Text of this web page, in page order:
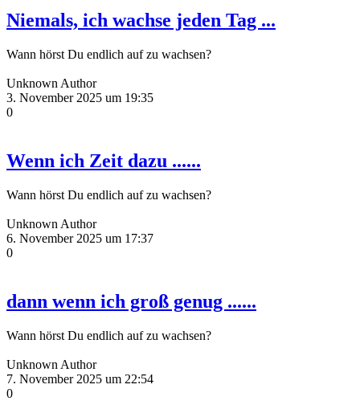
Niemals, ich wachse jeden Tag ...
Wann hörst Du endlich auf zu wachsen?
Unknown Author
3. November 2025 um 19:35
0
Wenn ich Zeit dazu ......
Wann hörst Du endlich auf zu wachsen?
Unknown Author
6. November 2025 um 17:37
0
dann wenn ich groß genug ......
Wann hörst Du endlich auf zu wachsen?
Unknown Author
7. November 2025 um 22:54
0